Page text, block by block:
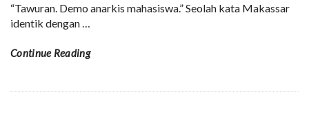
“Tawuran. Demo anarkis mahasiswa.” Seolah kata Makassar
identik dengan
Continue Reading